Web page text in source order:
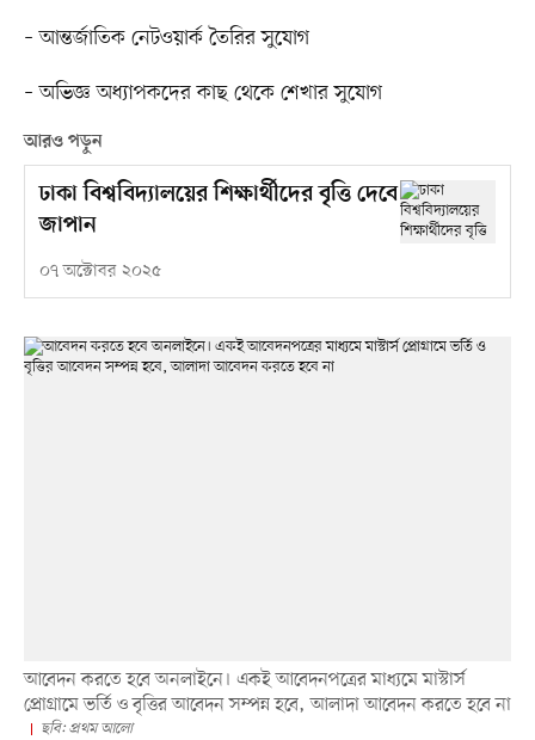
– আন্তর্জাতিক নেটওয়ার্ক তৈরির সুযোগ
– অভিজ্ঞ অধ্যাপকদের কাছ থেকে শেখার সুযোগ
আরও পড়ুন
ঢাকা বিশ্ববিদ্যালয়ের শিক্ষার্থীদের বৃত্তি দেবে
জাপান
০৭ অক্টোবর ২০২৫
আবেদন করতে হবে অনলাইনে। একই আবেদনপত্রের মাধ্যমে মাস্টার্স
প্রোগ্রামে ভর্তি ও বৃত্তির আবেদন সম্পন্ন হবে, আলাদা আবেদন করতে হবে না
ছবি: প্রথম আলো